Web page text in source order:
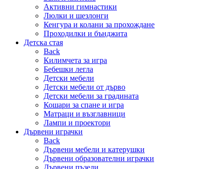
Активни гимнастики
Люлки и шезлонги
Кенгура и колани за прохождане
Проходилки и бънджита
Детска стая
Back
Килимчета за игра
Бебешки легла
Детски мебели
Детски мебели от дърво
Детски мебели за градината
Кошари за спане и игра
Матраци и възглавници
Лампи и проектори
Дървени играчки
Back
Дървени мебели и катерушки
Дървени образователни играчки